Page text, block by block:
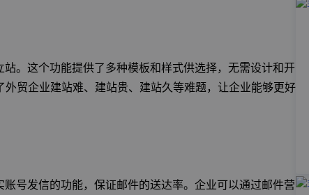
。这个功能提供了多种模板和样式供选择，无需设计和开
贸企业建站难、建站贵、建站久等难题，让企业能够更好
号发信的功能，保证邮件的送达率。企业可以通过邮件营